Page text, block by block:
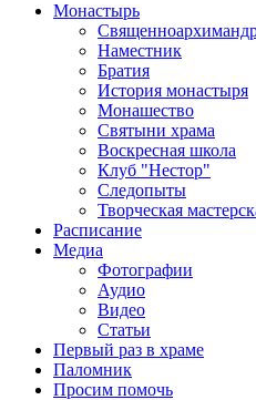
Монастырь
Наместник
Братия
История монастыря
Монашество
Cвятыни храма
Воскресная школа
Клуб "Нестор"
Следопыты
Творческая
Расписание
Медиа
Фотографии
Аудио
Видео
Статьи
Первый раз в храме
Паломник
Просим помочь